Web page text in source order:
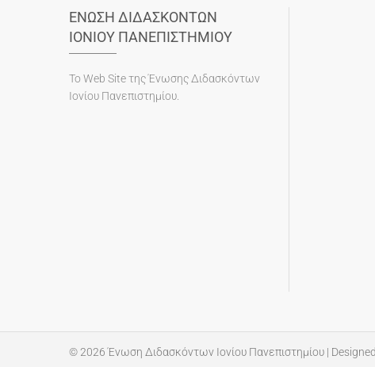
ΕΝΩΣΗ ΔΙΔΑΣΚΟΝΤΩΝ
ΙΟΝΙΟΥ ΠΑΝΕΠΙΣΤΗΜΙΟΥ
To Web Site της Ένωσης Διδασκόντων
Ιονίου Πανεπιστημίου.
© 2026Ένωση Διδασκόντων Ιονίου Πανεπιστημίου |